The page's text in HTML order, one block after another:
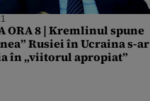
ORA 8 | Kremlinul spune
Rusiei în Ucraina s-ar
în „viitorul apropiat”